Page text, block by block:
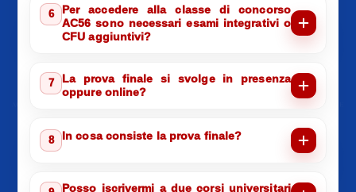
6
Per accedere alla classe di concorso
AC56 sono necessari esami integrativi o
CFU aggiuntivi?
7
La prova finale si svolge in presenza
oppure online?
8 In cosa consiste la prova finale?
Posso iscrivermi a due corsi universitari